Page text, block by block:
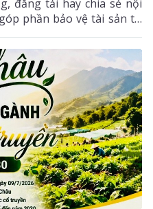
đăng tải hay chia sẻ nội
phần bảo vệ tài sản trí
mỗi cá nhân tránh những
không gian mạng.